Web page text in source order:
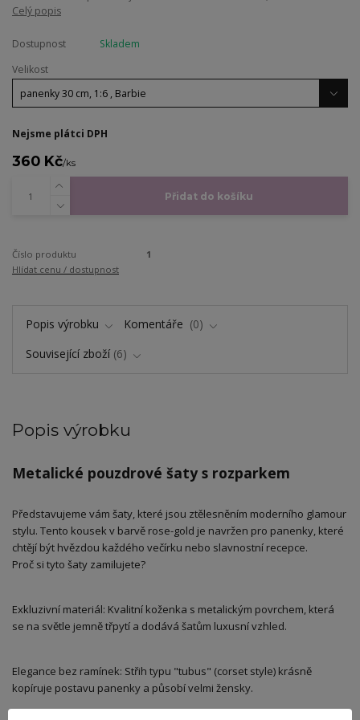
Celý popis
Dostupnost
Skladem
Velikost
Nejsme plátci DPH
360 Kč/ks
Přidat do košíku
Číslo produktu
1
Hlídat cenu / dostupnost
Popis výrobku Komentáře
0
Související zboží 6
Popis výrobku
​Metalické pouzdrové šaty s rozparkem
​Představujeme vám šaty, které jsou ztělesněním moderního glamour
stylu. Tento kousek v barvě rose-gold je navržen pro panenky, které
chtějí být hvězdou každého večírku nebo slavnostní recepce.
​Proč si tyto šaty zamilujete?
​Exkluzivní materiál: Kvalitní koženka s metalickým povrchem, která
se na světle jemně třpytí a dodává šatům luxusní vzhled.
​Elegance bez ramínek: Střih typu "tubus" (corset style) krásně
kopíruje postavu panenky a působí velmi žensky.